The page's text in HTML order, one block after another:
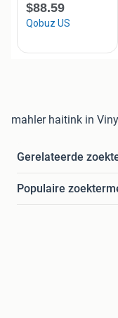
mahler haitink in
Gerelateerde
Populaire